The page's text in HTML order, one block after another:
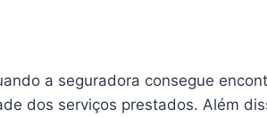
a seguradora consegue
dos serviços prestados. Além